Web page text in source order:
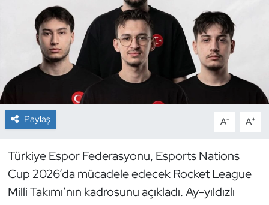
Paylaş A- A+
Türkiye Espor Federasyonu, Esports Nations
Cup 2026’da mücadele edecek Rocket League
Milli Takımı’nın kadrosunu açıkladı. Ay-yıldızlı
Buz Pateni
Çim Hokeyi
Cimnastik
Dağcılık
Dans Sporları
Dövüş Sanatı